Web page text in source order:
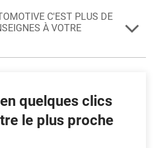
C'EST PLUS DE
À VOTRE
de l'Aveyron (12). Elle compte
d'Occitanie.
forfait Transparence (contrôle
quelques clics
le plus proche